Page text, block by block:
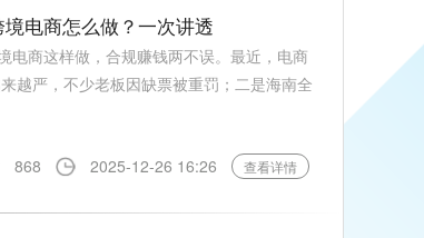
电商怎么做？一次讲透
电商这样做，合规赚钱两不误。最近，电商
越严，不少老板因缺票被重罚；二是海南全
868 2025-12-26 16:26 查看详情